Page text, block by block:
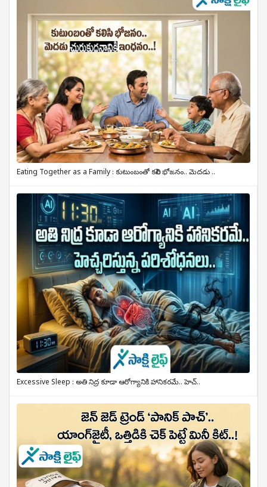
Eating Together as a Family : కుటుంబంతో కలిసి భోజనం.. మెదడు ..
Excessive Sleep : అతి నిద్ర కూడా ఆరోగ్యానికి హానికరమే.. హెచ్..